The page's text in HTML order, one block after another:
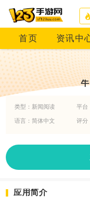
首页 资讯中
类型：新闻阅读 平台
语言：简体中文 评分
应用简介